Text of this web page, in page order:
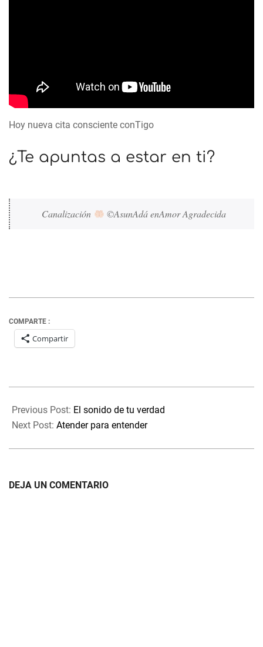
Hoy nueva cita consciente conTigo
¿Te apuntas a estar en ti?
Canalización ©AsunAdá enAmor Agradecida
COMPARTE :
Compartir
01-
29
Previous Post: El sonido de tu verdad
Next Post: Atender para entender
DEJA UN COMENTARIO